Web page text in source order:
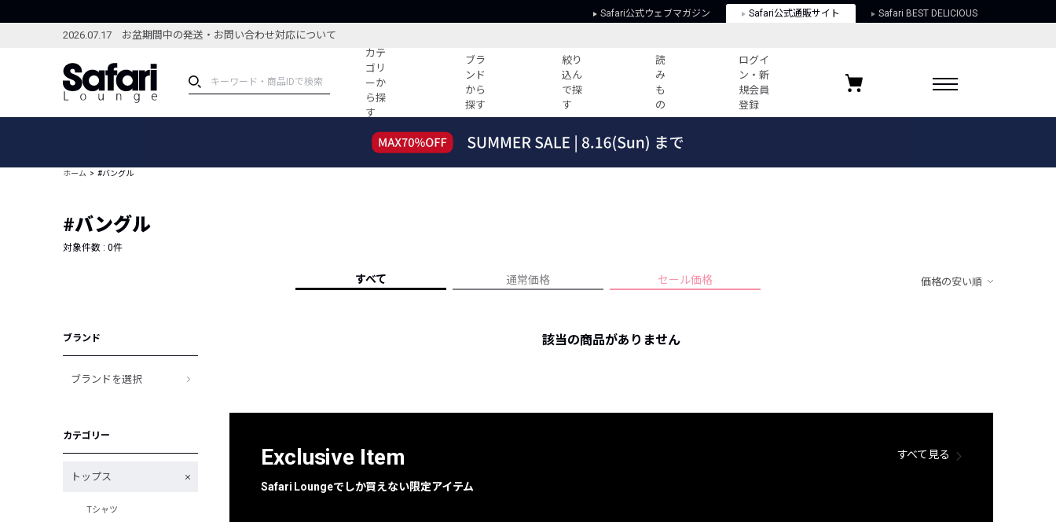
Safari公式ウェブマガジン Safari公式通販サイト Safari BEST DELICIOUS
2026.07.17 お盆期間中の発送・お問い合わせ対応について
カテ
ゴリ
ーか
ら探
す
ブラ
ンド
から
探す
絞り
込ん
で探
す
読
み
も
の
ログイ
ン・新
規会員
登録
ブランドから探す
新着アイテム
編集部のおすすめアイテム
すべての記事
人気記事ランキング
フォーカスブランド
プライバシーポリシー
お気に入りブランド
ホーム #バングル
#バングル
対象件数 : 0件
すべて 通常価格 セール価格 価格の安い順
ブランド
ブランドを選択
カテゴリー
トップス
Tシャツ
該当の商品がありません
Exclusive Item
Safari Loungeでしか買えない限定アイテム
すべて見る